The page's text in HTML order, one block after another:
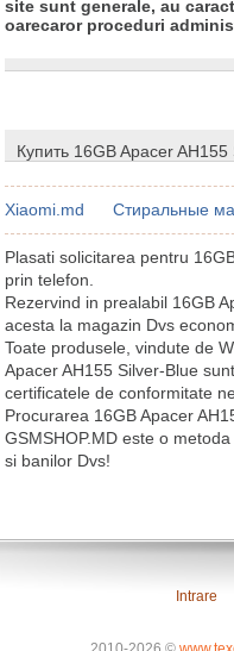
site sunt generale, au
oarecaror proceduri
Купить 16GB Apacer
Xiaomi.md Стиральные
Plasati solicitarea pentru
prin telefon.
Rezervind in prealabil 16GB
acesta la magazin Dvs
Toate produsele, vindute de
Apacer AH155 Silver-Blue
certificatele de conformitate
Procurarea 16GB Apacer
GSMSHOP.MD este o
si banilor Dvs!
Intrare